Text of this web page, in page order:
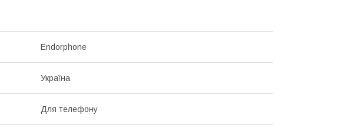
Endorphone
Україна
Для телефону